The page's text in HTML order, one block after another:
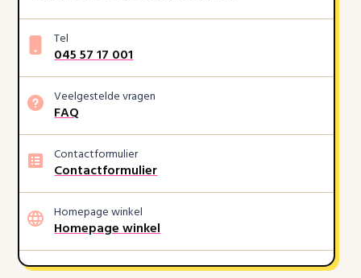
Tel
045 57 17 001
Veelgestelde vragen
FAQ
Contactformulier
Contactformulier
Homepage winkel
Homepage winkel